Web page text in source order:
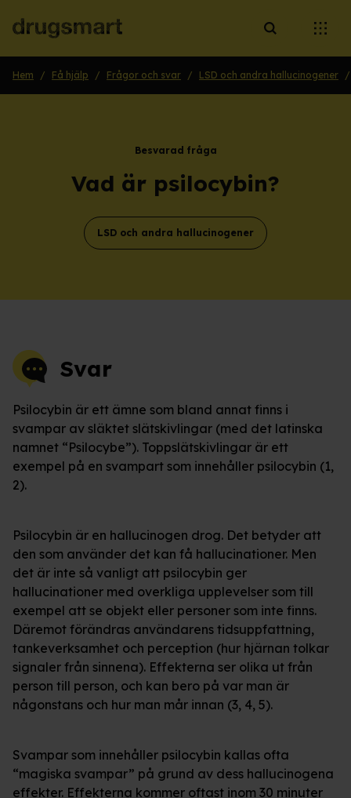
Öppna sökruta
Hem / Få hjälp / Frågor och svar / LSD och andra hallucinogener /
Besvarad fråga
Vad är psilocybin?
LSD och andra hallucinogener
Svar
Psilocybin är ett ämne som bland annat finns i
svampar av släktet slätskivlingar (med det latinska
namnet “Psilocybe”). Toppslätskivlingar är ett
exempel på en svampart som innehåller psilocybin (1,
2).
Psilocybin är en hallucinogen drog. Det betyder att
den som använder det kan få hallucinationer. Men
det är inte så vanligt att psilocybin ger
hallucinationer med overkliga upplevelser som till
exempel att se objekt eller personer som inte finns.
Däremot förändras användarens tidsuppfattning,
tankeverksamhet och perception (hur hjärnan tolkar
signaler från sinnena). Effekterna ser olika ut från
person till person, och kan bero på var man är
någonstans och hur man mår innan (3, 4, 5).
Svampar som innehåller psilocybin kallas ofta
“magiska svampar” på grund av dess hallucinogena
effekter. Effekterna kommer oftast inom 30 minuter